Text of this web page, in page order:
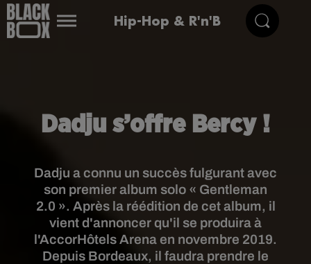
Hip-Hop & R'n'B
Dadju s’offre Bercy !
Dadju a connu un succès fulgurant avec
son premier album solo « Gentleman
2.0 ». Après la réédition de cet album, il
vient d'annoncer qu'il se produira à
l'AccorHôtels Arena en novembre 2019.
Depuis Bordeaux, il faudra prendre le